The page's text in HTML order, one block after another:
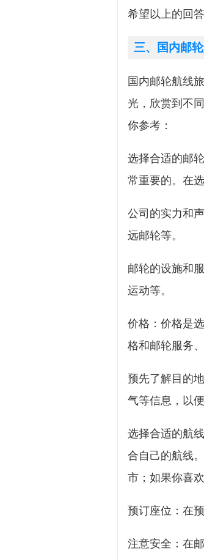
希望以上的回
三、国内邮
国内邮轮航线
光，欣赏到不
你参考：
选择合适的邮
常重要的。在
公司的实力和
远邮轮等。
邮轮的设施和
运动等。
价格：价格是
格和邮轮服务
预先了解目的
气等信息，以
选择合适的航
合自己的航线
市；如果你喜
预订座位：在
注意安全：在